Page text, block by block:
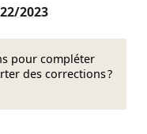
2023
pour compléter
des corrections ?